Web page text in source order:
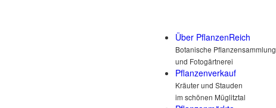
Über PflanzenReich
Botanische Pflanzensammlung
und Fotogärtnerei
Pflanzenverkauf
Kräuter und Stauden
im schönen Müglitztal